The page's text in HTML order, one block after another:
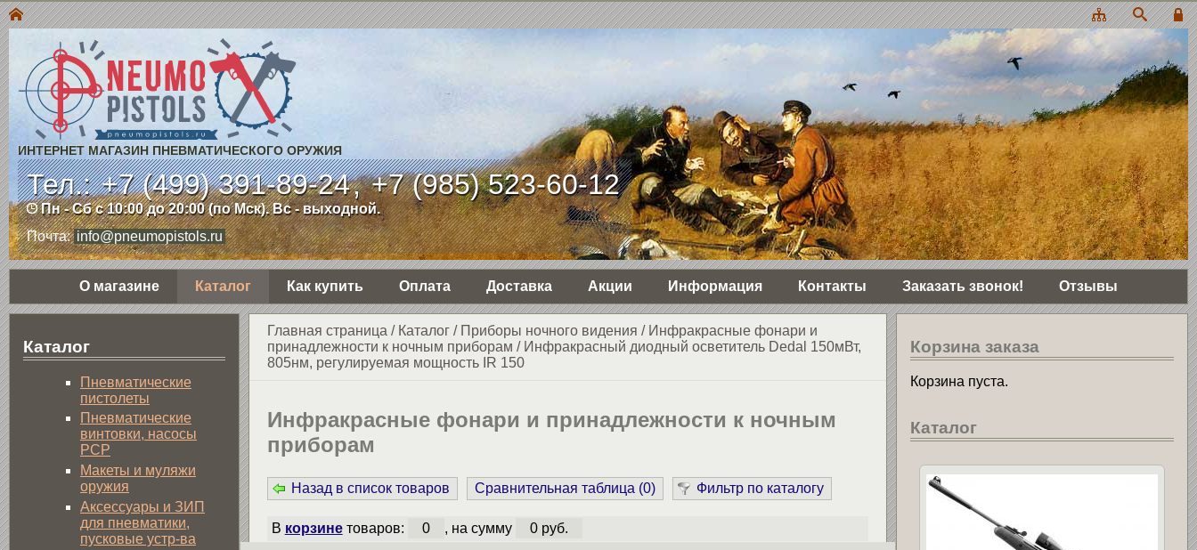
ИНТЕРНЕТ МАГАЗИН ПНЕВМАТИЧЕСКОГО ОРУЖИЯ
Тел.:+7 (499) 391-89-24,+7 (985) 523-60-12
Пн - Сб с 10:00 до 20:00 (по Мск). Вс - выходной.
Почта: info@pneumopistols.ru
О магазине Каталог Как купить Оплата Доставка Акции Информация Контакты Заказать звонок! Отзывы
Главная страница / Каталог/ Приборы ночного видения / Инфракрасные фонари и
принадлежности к ночным приборам / Инфракрасный диодный осветитель Dedal 150мВт,
805нм, регулируемая мощность IR 150
Инфракрасные фонари и принадлежности к ночным
приборам
Назад в список товаров Сравнительная таблица (0) Фильтр по каталогу
В корзинетоваров: 0 , на сумму 0 руб.
Каталог
Пнев­ма­ти­чес­кие
пистолеты
Пневматические
винтовки, насосы
PCP
Макеты и муляжи
оружия
Аксессуары и ЗИП
для пневматики,
пусковые устр-ва
Корзина заказа
Корзина пуста.
Каталог